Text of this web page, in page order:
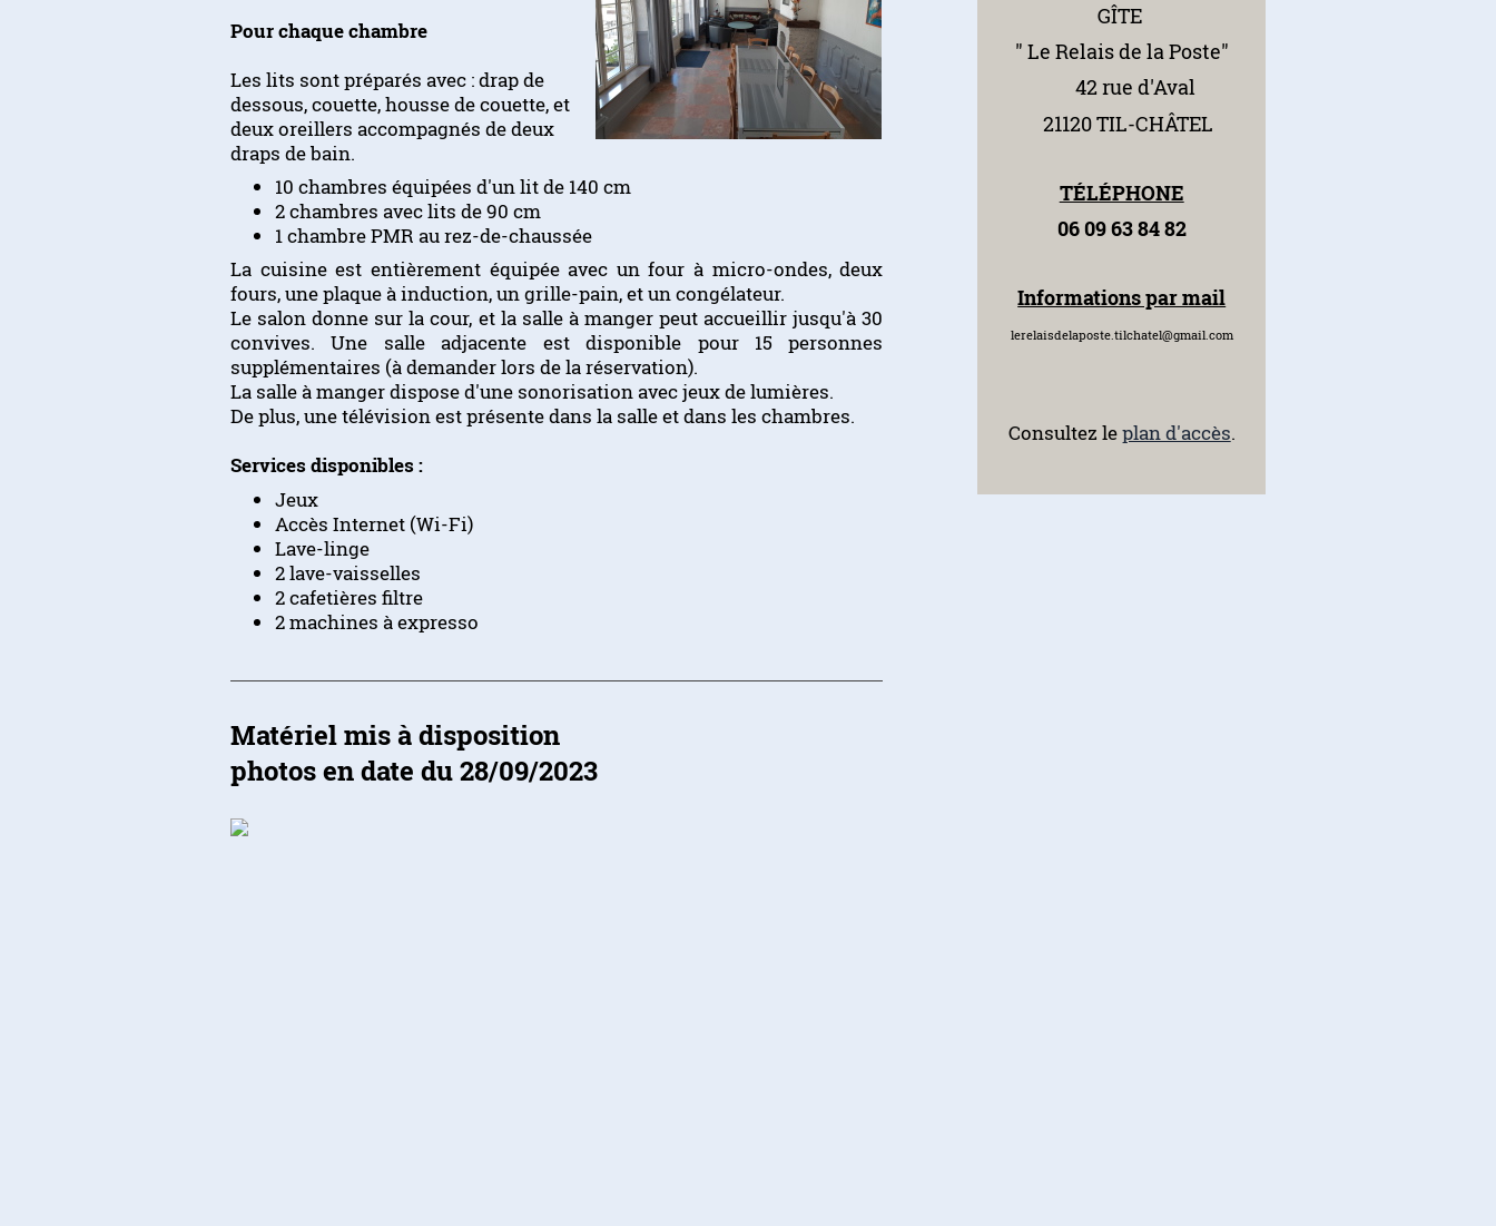
Pour chaque chambre
Les lits sont préparés avec : drap de
dessous, couette, housse de couette, et
deux oreillers accompagnés de deux
draps de bain.
10 chambres équipées d'un lit de 140 cm
2 chambres avec lits de 90 cm
1 chambre PMR au rez-de-chaussée
La cuisine est entièrement équipée avec un four à micro-ondes, deux
fours, une plaque à induction, un grille-pain, et un congélateur.
Le salon donne sur la cour, et la salle à manger peut accueillir jusqu'à 30
convives. Une salle adjacente est disponible pour 15 personnes
supplémentaires (à demander lors de la réservation).
La salle à manger dispose d'une sonorisation avec jeux de lumières.
De plus, une télévision est présente dans la salle et dans les chambres.
Services disponibles :
Jeux
Accès Internet (Wi-Fi)
Lave-linge
2 lave-vaisselles
2 cafetières filtre
2 machines à expresso
Matériel mis à disposition
photos en date du 28/09/2023
GÎTE
" Le Relaisde la Poste"
42 rue d'Aval
21120 TIL-CHÂTEL
TÉLÉPHONE
06 09 63 84 82
Informations par mail
lerelaisdelaposte.tilchatel@gmail.com
Consultez leplan d'accès.